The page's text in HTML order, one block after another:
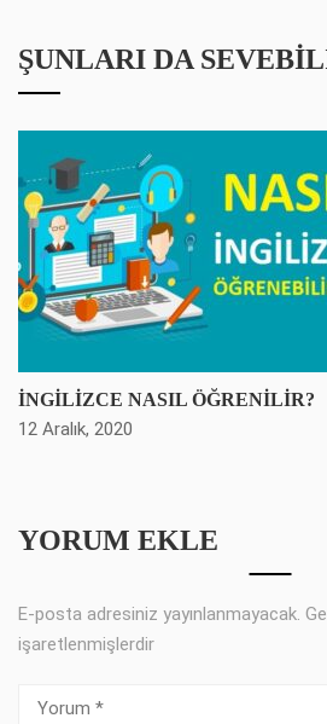
ŞUNLARI DA
İNGİLİZCE NASIL ÖĞRENİLİR?
12 Aralık, 2020
YORUM EKLE
E-posta adresiniz yayınlanmayacak.
işaretlenmişlerdir